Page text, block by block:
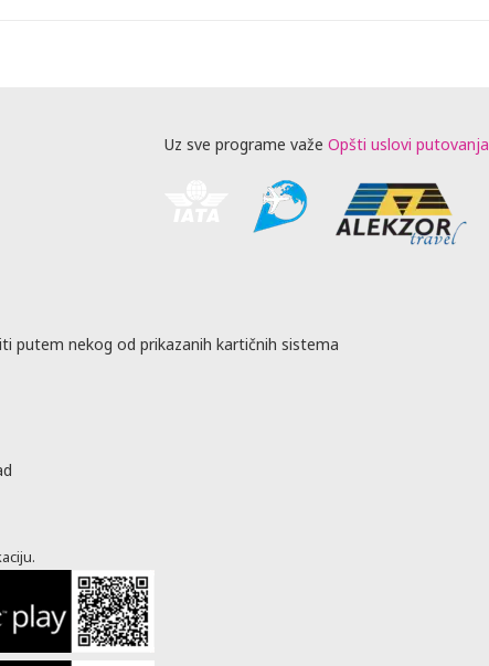
Uz sve programe važe Opšti uslovi putovanja
putem nekog od prikazanih kartičnih sistema